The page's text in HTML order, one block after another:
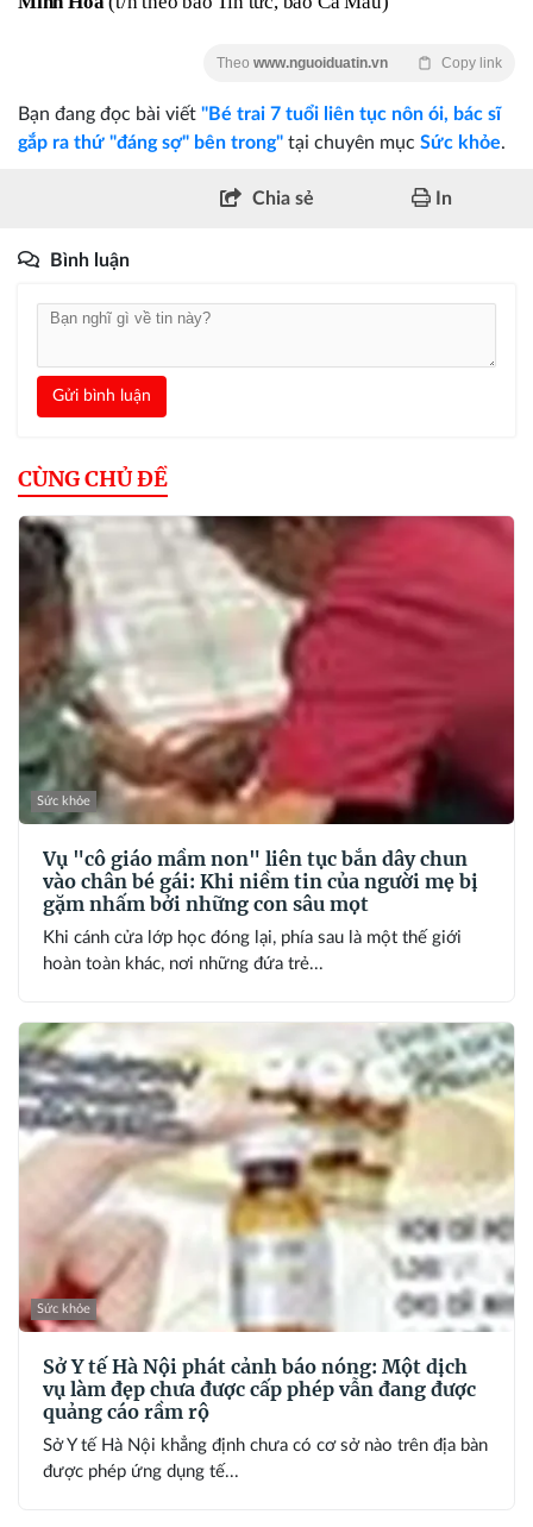
Theo www.nguoiduatin.vn Copy link
Bạn đang đọc bài viết "Bé trai 7 tuổi liên tục nôn ói, bác sĩ
gắp ra thứ "đáng sợ" bên trong" tại chuyên mục Sức khỏe.
Chia sẻ In
Bình luận
Gửi bình luận
CÙNG CHỦ ĐỀ
Sức khỏe
Vụ "cô giáo mầm non" liên tục bắn dây chun
vào chân bé gái: Khi niềm tin của người mẹ bị
gặm nhấm bởi những con sâu mọt
Khi cánh cửa lớp học đóng lại, phía sau là một thế giới
hoàn toàn khác, nơi những đứa trẻ...
Sức khỏe
Sở Y tế Hà Nội phát cảnh báo nóng: Một dịch
vụ làm đẹp chưa được cấp phép vẫn đang được
quảng cáo rầm rộ
Sở Y tế Hà Nội khẳng định chưa có cơ sở nào trên địa bàn
được phép ứng dụng tế...